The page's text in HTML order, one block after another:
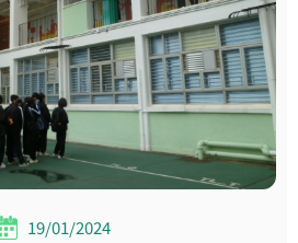
19/01/2024